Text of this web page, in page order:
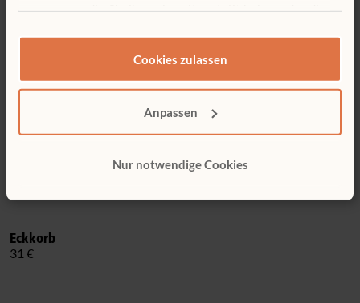
zusammen, die Sie ihnen bereitgestellt haben oder die
Cookies zulassen
Anpassen
Nur notwendige Cookies
Eckkorb
31 €